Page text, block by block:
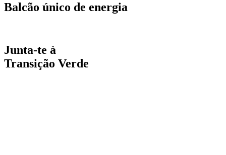
Balcão único de energia
Junta-te à
Transição Verde